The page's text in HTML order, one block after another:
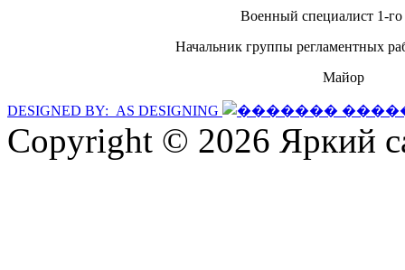
Военный специалист 1-го
Начальник группы регламентных
Майор
DESIGNED BY: AS DESIGNING
Copyright © 2026 Яркий